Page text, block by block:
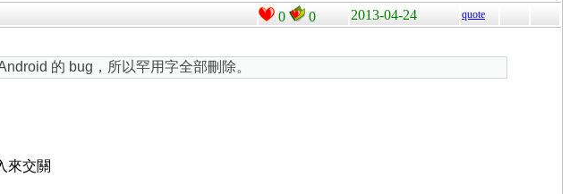
0 0 2013-04-24 quote
的 bug，所以罕用字全部刪除。
來交關